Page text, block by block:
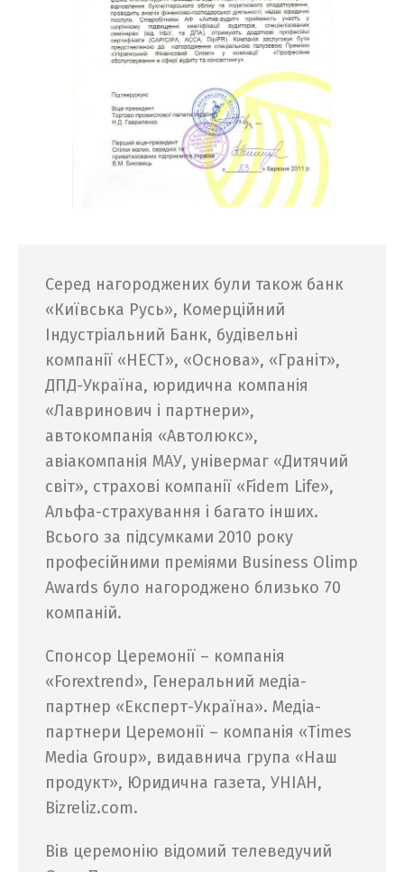
Серед нагороджених були також банк
«Київська Русь», Комерційний
Індустріальний Банк, будівельні
компанії «НЕСТ», «Основа», «Граніт»,
ДПД-Україна, юридична компанія
«Лавринович і партнери»,
автокомпанія «Автолюкс»,
авіакомпанія МАУ, універмаг «Дитячий
світ», страхові компанії «Fidem Life»,
Альфа-страхування і багато інших.
Всього за підсумками 2010 року
професійними преміями Business Olimp
Awards було нагороджено близько 70
компаній.
Спонсор Церемонії – компанія
«Forextrend», Генеральний медіа-
партнер «Експерт-Україна». Медіа-
партнери Церемонії – компанія «Times
Media Group», видавнича група «Наш
продукт», Юридична газета, УНІАН,
Bizreliz.com.
Вів церемонію відомий телеведучий